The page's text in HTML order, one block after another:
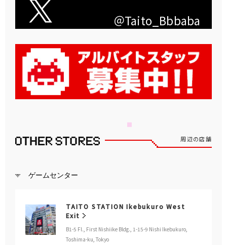
＠Taito_Bbbaba
周辺の店舗
ゲームセンター
TAITO STATION Ikebukuro West
Exit
B1-5 Fl., First Nishiike Bldg., 1-15-9 Nishi Ikebukuro,
Toshima-ku, Tokyo